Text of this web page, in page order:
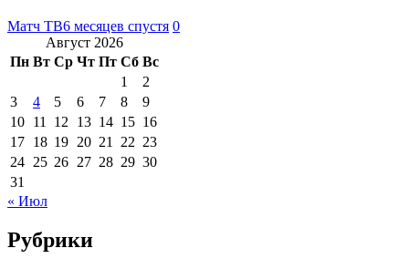
Матч ТВ6 месяцев спустя 0
Август 2026
Пн Вт Ср Чт Пт Сб Вс
1
2
3
4 5 6 7 8
9
10 11 12 13 14 15 16
17 18 19 20 21 22 23
24 25 26 27 28 29 30
31
« Июл
Рубрики